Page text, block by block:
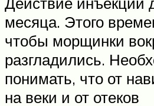
месяца. Этого
чтобы морщинки
разгладились.
понимать, что от
на веки и от отеков